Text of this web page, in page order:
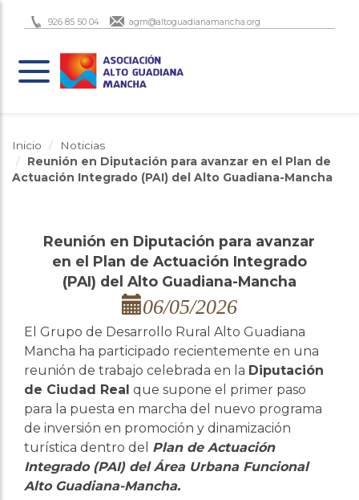
926 85 50 04 agm@altoguadianamancha.org
Inicio
Noticias
Reunión en Diputación para avanzar en el Plan de
Actuación Integrado (PAI) del Alto Guadiana-Mancha
Reunión en Diputación para avanzar
en el Plan de Actuación Integrado
(PAI) del Alto Guadiana-Mancha
06/05/2026
El Grupo de Desarrollo Rural Alto Guadiana
Mancha ha participado recientemente en una
reunión de trabajo celebrada en la Diputación
de Ciudad Real que supone el primer paso
para la puesta en marcha del nuevo programa
de inversión en promoción y dinamización
turística dentro del Plan de Actuación
Integrado (PAI) del Área Urbana Funcional
Alto Guadiana-Mancha.